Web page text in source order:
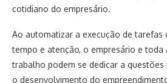
cotidiano do empresário.
Ao automatizar a execução de tarefas
tempo e atenção, o empresário e toda
trabalho podem se dedicar a
o desenvolvimento do